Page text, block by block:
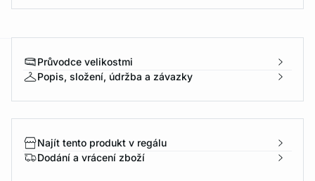
Průvodce velikostmi
Popis, složení, údržba a závazky
Najít tento produkt v regálu
Dodání a vrácení zboží